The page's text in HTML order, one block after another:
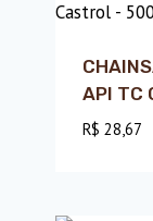
API TC
R$ 28,67